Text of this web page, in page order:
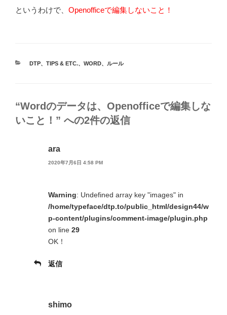
というわけで、 Openofficeで編集しないこと！
カ
DTP、 TIPS & ETC.、 WORD、 ルール
“Wordのデータは、Openofficeで編集しな
いこと！” への2件の返信
ara
2020年7月6日 4:58 PM
Warning: Undefined array key "images" in
/home/typeface/dtp.to/public_html/design44/w
p-content/plugins/comment-image/plugin.php
on line 29
OK！
返信
shimo